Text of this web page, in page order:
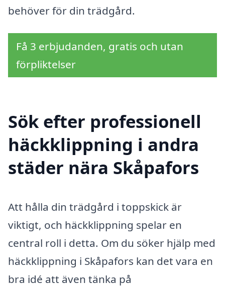
behöver för din trädgård.
Få 3 erbjudanden, gratis och utan
förpliktelser
Sök efter professionell
häckklippning i andra
städer nära Skåpafors
Att hålla din trädgård i toppskick är
viktigt, och häckklippning spelar en
central roll i detta. Om du söker hjälp med
häckklippning i Skåpafors kan det vara en
bra idé att även tänka på